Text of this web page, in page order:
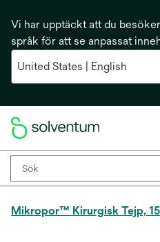
Vi har upptäckt att du
språk för att se anpassat
Mikropor™ Kirurgisk Tejp,